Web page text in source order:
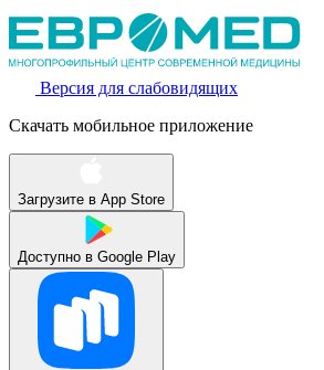
Версия для слабовидящих
Скачать мобильное приложение
Загрузите в App Store
Доступно в Google Play